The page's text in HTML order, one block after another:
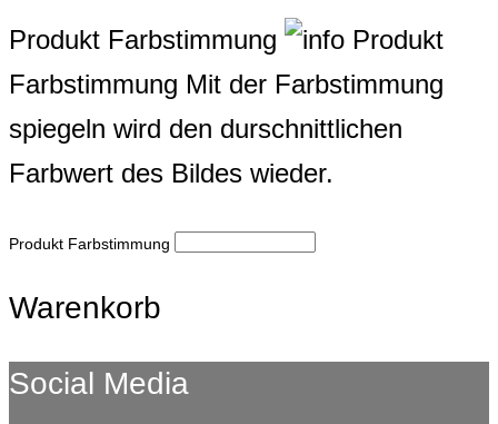
Produkt Farbstimmung
Produkt
Farbstimmung Mit der Farbstimmung
spiegeln wird den durschnittlichen
Farbwert des Bildes wieder.
Produkt Farbstimmung
Warenkorb
Social Media